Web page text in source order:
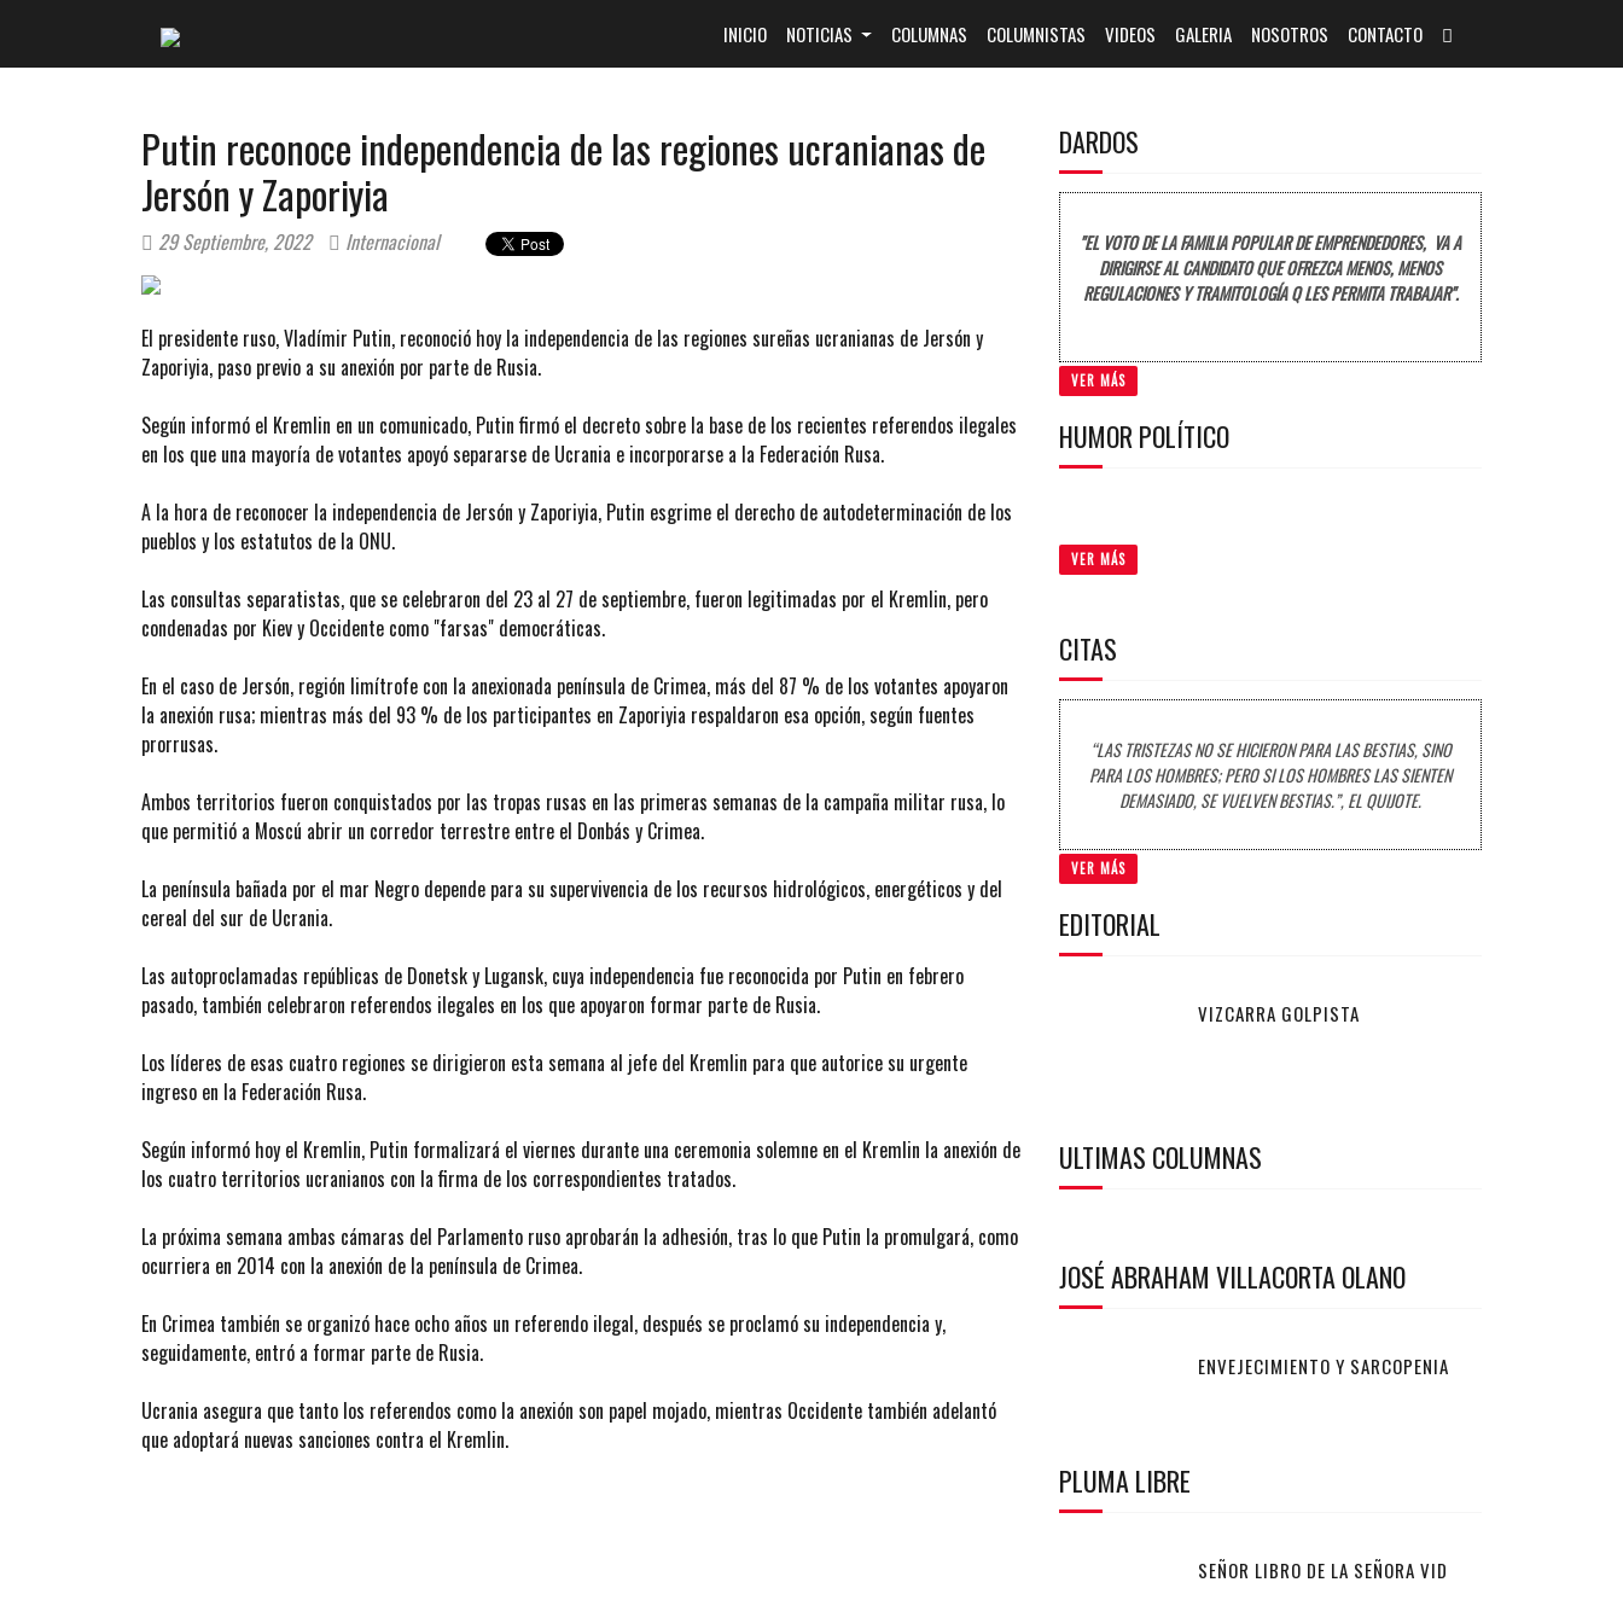
INICIO(CURRENT)
NOTICIAS COLUMNAS COLUMNISTAS VIDEOS GALERIA NOSOTROS CONTACTO
Putin reconoce independencia de las regiones ucranianas de
Jersón y Zaporiyia
29 Septiembre, 2022 Internacional
El presidente ruso, Vladímir Putin, reconoció hoy la independencia de las regiones sureñas ucranianas de Jersón y
Zaporiyia, paso previo a su anexión por parte de Rusia.
Según informó el Kremlin en un comunicado, Putin firmó el decreto sobre la base de los recientes referendos ilegales
en los que una mayoría de votantes apoyó separarse de Ucrania e incorporarse a la Federación Rusa.
A la hora de reconocer la independencia de Jersón y Zaporiyia, Putin esgrime el derecho de autodeterminación de los
pueblos y los estatutos de la ONU.
Las consultas separatistas, que se celebraron del 23 al 27 de septiembre, fueron legitimadas por el Kremlin, pero
condenadas por Kiev y Occidente como "farsas" democráticas.
En el caso de Jersón, región limítrofe con la anexionada península de Crimea, más del 87 % de los votantes apoyaron
la anexión rusa; mientras más del 93 % de los participantes en Zaporiyia respaldaron esa opción, según fuentes
prorrusas.
Ambos territorios fueron conquistados por las tropas rusas en las primeras semanas de la campaña militar rusa, lo
que permitió a Moscú abrir un corredor terrestre entre el Donbás y Crimea.
La península bañada por el mar Negro depende para su supervivencia de los recursos hidrológicos, energéticos y del
cereal del sur de Ucrania.
Las autoproclamadas repúblicas de Donetsk y Lugansk, cuya independencia fue reconocida por Putin en febrero
pasado, también celebraron referendos ilegales en los que apoyaron formar parte de Rusia.
Los líderes de esas cuatro regiones se dirigieron esta semana al jefe del Kremlin para que autorice su urgente
ingreso en la Federación Rusa.
Según informó hoy el Kremlin, Putin formalizará el viernes durante una ceremonia solemne en el Kremlin la anexión de
los cuatro territorios ucranianos con la firma de los correspondientes tratados.
La próxima semana ambas cámaras del Parlamento ruso aprobarán la adhesión, tras lo que Putin la promulgará, como
ocurriera en 2014 con la anexión de la península de Crimea.
En Crimea también se organizó hace ocho años un referendo ilegal, después se proclamó su independencia y,
seguidamente, entró a formar parte de Rusia.
Ucrania asegura que tanto los referendos como la anexión son papel mojado, mientras Occidente también adelantó
que adoptará nuevas sanciones contra el Kremlin.
DARDOS
"EL VOTO DE LA FAMILIA POPULAR DE EMPRENDEDORES, VA A
DIRIGIRSE AL CANDIDATO QUE OFREZCA MENOS, MENOS
REGULACIONES Y TRAMITOLOGÍA Q LES PERMITA TRABAJAR".
VER MÁS
HUMOR POLÍTICO
VER MÁS
CITAS
“LAS TRISTEZAS NO SE HICIERON PARA LAS BESTIAS, SINO
PARA LOS HOMBRES; PERO SI LOS HOMBRES LAS SIENTEN
DEMASIADO, SE VUELVEN BESTIAS.”, EL QUIJOTE.
VER MÁS
EDITORIAL
VIZCARRA GOLPISTA
ULTIMAS COLUMNAS
JOSÉ ABRAHAM VILLACORTA OLANO
ENVEJECIMIENTO Y SARCOPENIA
PLUMA LIBRE
SEÑOR LIBRO DE LA SEÑORA VID